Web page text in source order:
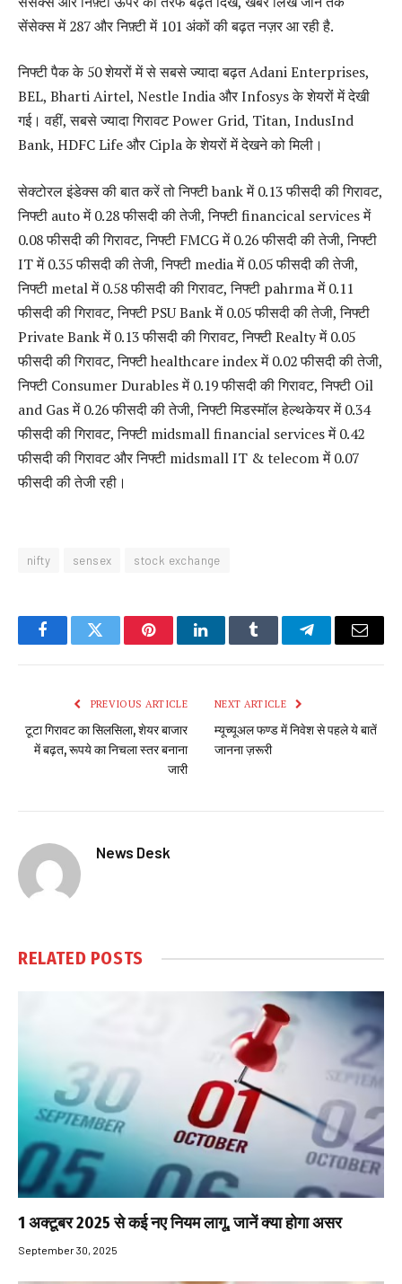
सेंसेक्स में 287 और निफ़्टी में 101 अंकों की बढ़त नज़र आ रही है.
निफ्टी पैक के 50 शेयरों में से सबसे ज्यादा बढ़त Adani Enterprises,
BEL, Bharti Airtel, Nestle India और Infosys के शेयरों में देखी
गई। वहीं, सबसे ज्यादा गिरावट Power Grid, Titan, IndusInd
Bank, HDFC Life और Cipla के शेयरों में देखने को मिली।
सेक्टोरल इंडेक्स की बात करें तो निफ्टी bank में 0.13 फीसदी की गिरावट,
निफ्टी auto में 0.28 फीसदी की तेजी, निफ्टी financical services में
0.08 फीसदी की गिरावट, निफ्टी FMCG में 0.26 फीसदी की तेजी, निफ्टी
IT में 0.35 फीसदी की तेजी, निफ्टी media में 0.05 फीसदी की तेजी,
निफ्टी metal में 0.58 फीसदी की गिरावट, निफ्टी pahrma में 0.11
फीसदी की गिरावट, निफ्टी PSU Bank में 0.05 फीसदी की तेजी, निफ्टी
Private Bank में 0.13 फीसदी की गिरावट, निफ्टी Realty में 0.05
फीसदी की गिरावट, निफ्टी healthcare index में 0.02 फीसदी की तेजी,
निफ्टी Consumer Durables में 0.19 फीसदी की गिरावट, निफ्टी Oil
and Gas में 0.26 फीसदी की तेजी, निफ्टी मिडस्मॉल हेल्थकेयर में 0.34
फीसदी की गिरावट, निफ्टी midsmall financial services में 0.42
फीसदी की गिरावट और निफ्टी midsmall IT & telecom में 0.07
फीसदी की तेजी रही।
nifty sensex stock exchange
FacebookTwitter PinterestLinkedInTumblr TelegramEmail
PREVIOUS ARTICLE
टूटा गिरावट का सिलसिला, शेयर बाजार
में बढ़त, रूपये का निचला स्तर बनाना
जारी
NEXT ARTICLE
म्यूच्यूअल फण्ड में निवेश से पहले ये बातें
जानना ज़रूरी
News Desk
RELATED POSTS
1 अक्टूबर 2025 से कई नए नियम लागू, जानें क्या होगा असर
September 30, 2025